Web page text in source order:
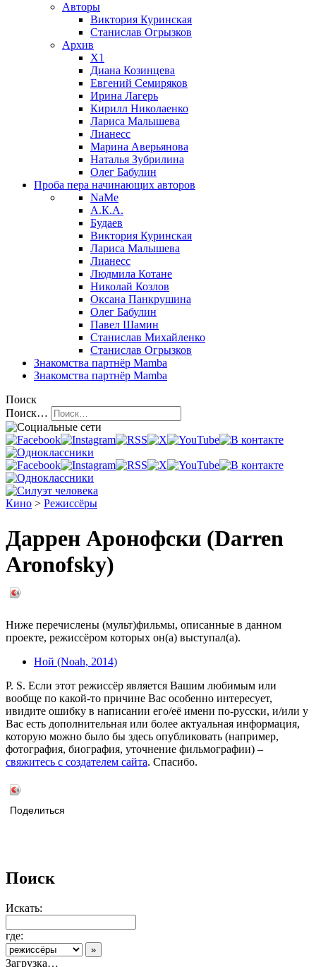
Авторы
Виктория Куринская
Станислав Огрызков
Архив
X1
Диана Козинцева
Евгений Семиряков
Ирина Лагерь
Кирилл Николаенко
Лариса Малышева
Лианесс
Марина Аверьянова
Наталья Зубрилина
Олег Бабулин
Проба пера начинающих авторов
NaMe
А.К.А.
Будаев
Виктория Куринская
Лариса Малышева
Лианесс
Людмила Котане
Николай Козлов
Оксана Панкрушина
Олег Бабулин
Павел Шамин
Станислав Михайленко
Станислав Огрызков
Знакомства партнёр Mamba
Знакомства партнёр Mamba
Поиск
Поиск…
Кино > Режиссёры
Даррен Аронофски (Darren
Aronofsky)
Ниже перечислены (мульт)фильмы, описанные в данном
проекте, режиссёром которых он(а) выступал(а).
Ной (Noah, 2014)
P. S. Если этот режиссёр является Вашим любимым или
вообще по какой-то причине Вас особенно интересует,
ивидите ошибку в написании его/её имени по-русски, и/или у
Вас есть дополнительная или более актуальная информация,
которую можно было бы здесь опубликовать (например,
фотография, биография, уточнение фильмографии) –
свяжитесь с создателем сайта. Спасибо.
Поделиться
Поиск
Искать:
где:
Загрузка…